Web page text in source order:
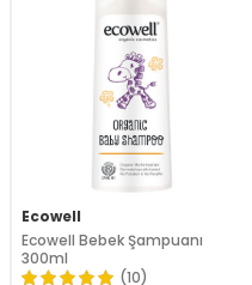
Ecowell
Ecowell Bebek Şampuanı
300ml
(10)